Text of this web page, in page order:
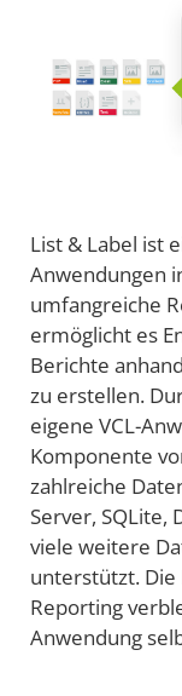
List & Label ist
Anwendungen
umfangreiche
ermöglicht es
Berichte
zu erstellen.
eigene VCL-
Komponente
zahlreiche
Server, SQLite,
viele weitere
unterstützt.
Reporting
Anwendung